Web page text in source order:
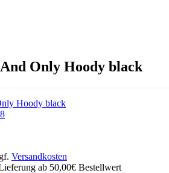
Only Hoody black
Versandkosten
ab 50,00€ Bestellwert